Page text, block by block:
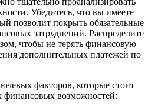
Убедитесь, что вы имеете
позволит покрыть обязательные
затруднений. Распределите
чтобы не терять финансовую
дополнительных платежей по
факторов, которые стоит
финансовых возможностей: